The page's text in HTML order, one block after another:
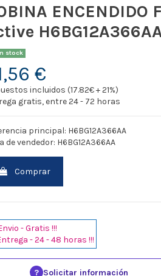
ENCENDIDO
stock
€
incluidos (17.82€ + 21%)
gratis, entre 24 - 72 horas
principal: H6BG12A366AA
de vendedor: H6BG12A366AA
Comprar
- Gratis !!!
- 24 - 48 horas !!!
? Solicitar información